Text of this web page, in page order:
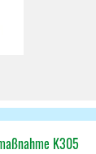
K305